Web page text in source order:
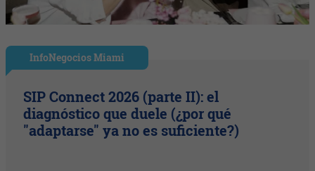
InfoNegocios Miami
SIP Connect 2026 (parte II): el
diagnóstico que duele (¿por qué
"adaptarse" ya no es suficiente?)